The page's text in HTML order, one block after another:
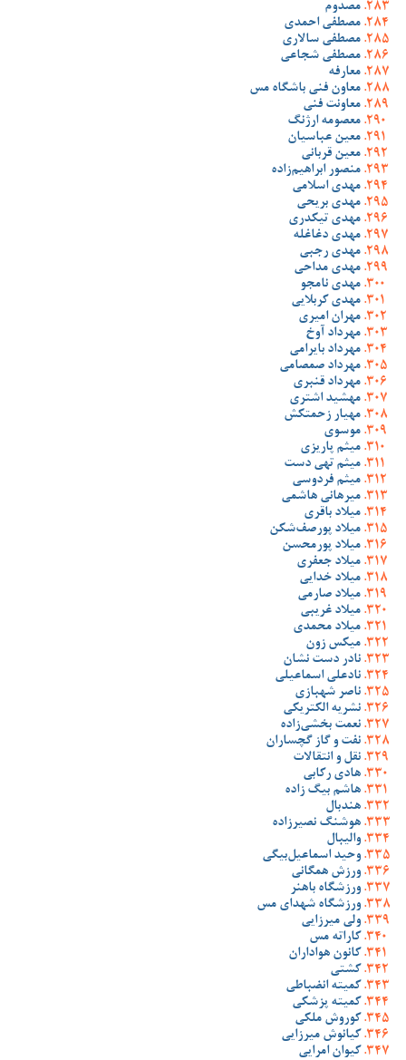
مصدوم
مصطفی احمدی
مصطفی سالاری
مصطفی شجاعی
معارفه
معاون فنی باشگاه مس
معاونت فنی
معصومه ارژنگ
معین عباسیان
معین قربانی
منصور ابراهیم‌زاده
مهدی اسلامی
مهدی بریحی
مهدی تیکدری
مهدی دغاغله
مهدی رجبی
مهدی مداحی
مهدی نامجو
مهدی کربلایی
مهران امیری
مهرداد آوخ
مهرداد بایرامی
مهرداد صمصامی
مهرداد قنبری
مهشید اشتری
مهیار زحمتکش
موسوی
میثم پاریزی
میثم تهی دست
میثم فردوسی
میرهانی هاشمی
میلاد باقری
میلاد پورصف‌شکن
میلاد پورمحسن
میلاد جعفری
میلاد خدایی
میلاد صارمی
میلاد غریبی
میلاد محمدی
میکس زون
نادر دست نشان
نادعلی اسماعیلی
ناصر شهبازی
نشریه الکتریکی
نعمت بخشی‌زاده
نفت و گاز گچساران
نقل و انتقالات
هادی رکابی
هاشم بیگ زاده
هندبال
هوشنگ نصیرزاده
والیبال
وحید اسماعیل‌بیگی
ورزش همگانی
ورزشگاه باهنر
ورزشگاه شهدای مس
ولی میرزایی
کاراته مس
کانون هواداران
کشتی
کمیته انضباطی
کمیته پزشکی
کوروش ملکی
کیانوش میرزایی
کیوان امرایی